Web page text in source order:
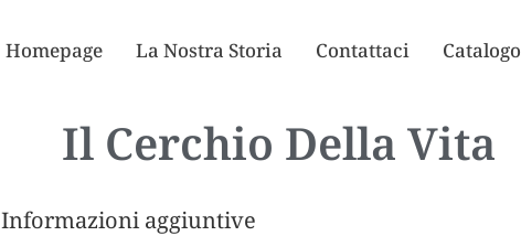
Homepage La Nostra Storia Contattaci Catalogo
Il Cerchio Della Vita
Informazioni aggiuntive